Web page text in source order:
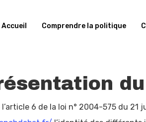
Accueil Comprendre la politique
6 de la loi n° 2004-575 du